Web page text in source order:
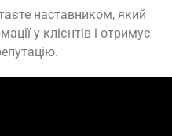
наставником, який
у клієнтів і отримує